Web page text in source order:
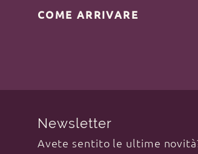
COME ARRIVARE
Newsletter
Avete sentito le ultime